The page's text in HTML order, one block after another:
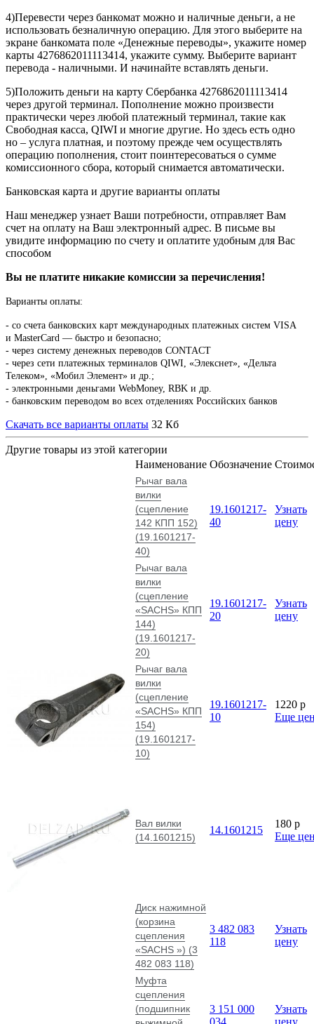
4)Перевести через банкомат можно и наличные деньги, а не
использовать безналичную операцию. Для этого выберите на
экране банкомата поле «Денежные переводы», укажите номер
карты 4276862011113414, укажите сумму. Выберите вариант
перевода - наличными. И начинайте вставлять деньги.
5)Положить деньги на карту Сбербанка 4276862011113414
через другой терминал. Пополнение можно произвести
практически через любой платежный терминал, такие как
Свободная касса, QIWI и многие другие. Но здесь есть одно
но – услуга платная, и поэтому прежде чем осуществлять
операцию пополнения, стоит поинтересоваться о сумме
комиссионного сбора, который снимается автоматически.
Банковская карта и другие варианты оплаты
Наш менеджер узнает Ваши потребности, отправляет Вам
счет на оплату на Ваш электронный адрес. В письме вы
увидите информацию по счету и оплатите удобным для Вас
способом
Вы не платите никакие комиссии за перечисления!
Варианты оплаты:
- со счета банковских карт международных платежных систем VISA
и MasterCard — быстро и безопасно;
- через систему денежных переводов CONTACT
- через сети платежных терминалов QIWI, «Элекснет», «Дельта
Телеком», «Мобил Элемент» и др.;
- электронными деньгами WebMoney, RBK и др.
- банковским переводом во всех отделениях Российских банков
Скачать все варианты оплаты 32 Кб
Другие товары из этой категории
Наименование Обозначение
Рычаг вала
вилки
(сцепление
142 КПП 152)
(19.1601217-
40)
19.1601217-
40
Узнать
цену
Рычаг вала
вилки
(сцепление
«SACHS» КПП
144)
(19.1601217-
20)
19.1601217-
20
Узнать
цену
Рычаг вала
вилки
(сцепление
«SACHS» КПП
154)
(19.1601217-
10)
19.1601217-
10
1220 p
Еще
Вал вилки
(14.1601215)
14.1601215
180 p
Еще
Диск нажимной
(корзина
сцепления
«SACHS ») (3
482 083 118)
3 482 083
118
Узнать
цену
Муфта
сцепления
(подшипник
3 151 000
034
Узнать
цену